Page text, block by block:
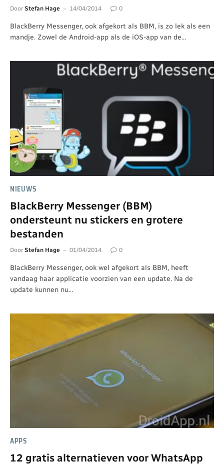
Door Stefan Hage 14/04/2014 0
BlackBerry Messenger, ook afgekort als BBM, is zo lek als een
mandje. Zowel de Android-app als de iOS-app van de…
NIEUWS
BlackBerry Messenger (BBM)
ondersteunt nu stickers en grotere
bestanden
Door Stefan Hage 01/04/2014 0
BlackBerry Messenger, ook wel afgekort als BBM, heeft
vandaag haar applicatie voorzien van een update. Na de
update kunnen nu…
APPS
12 gratis alternatieven voor WhatsApp